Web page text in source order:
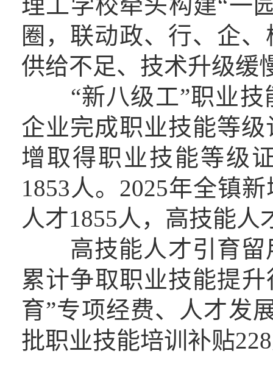
圈，联动政、行、企
供给不足、技术升级缓
“新八级工”职业技
企业完成职业技能等
增取得职业技能等级
1853人。2025年全镇
人才1855人，高技能
高技能人才引育留
累计争取职业技能提
育”专项经费、人才发
批职业技能培训补贴